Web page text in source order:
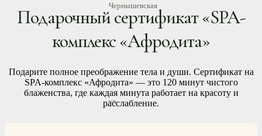
Чернышевская
ул.
Подарочный сертификат «SPA-
комплекс «Афродита»
Подарите полное преображение тела и души. Сертификат на
SPA-комплекс «Афродита» — это 120 минут чистого
блаженства, где каждая минута работает на красоту и
расслабление.